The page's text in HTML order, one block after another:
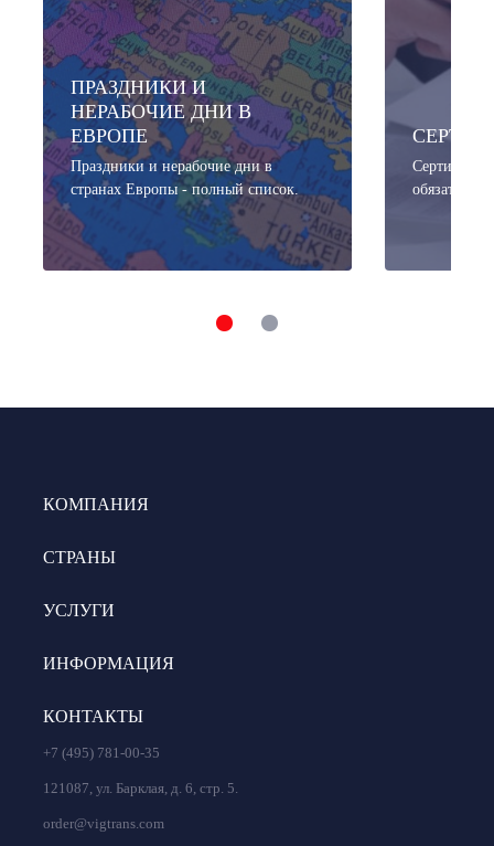
ПРАЗДНИКИ И
НЕРАБОЧИЕ ДНИ В
ЕВРОПЕ
Праздники и нерабочие дни в
странах Европы - полный список.
КОМПАНИЯ
СТРАНЫ
УСЛУГИ
ИНФОРМАЦИЯ
КОНТАКТЫ
+7 (495) 781-00-35
121087, ул. Барклая, д. 6, стр. 5.
order@vigtrans.com